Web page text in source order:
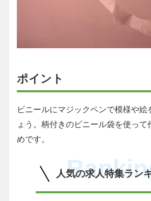
ポイント
ビニールにマジックペンで模様や絵
ょう。柄付きのビニール袋を使って
めです。
人気の求人特集ラン